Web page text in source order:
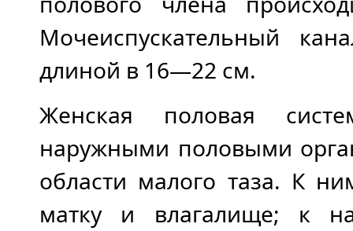
Мочеиспускательный
длиной в 16—22 см.
Женская половая
наружными половыми
области малого таза. К
матку и влагалище; к